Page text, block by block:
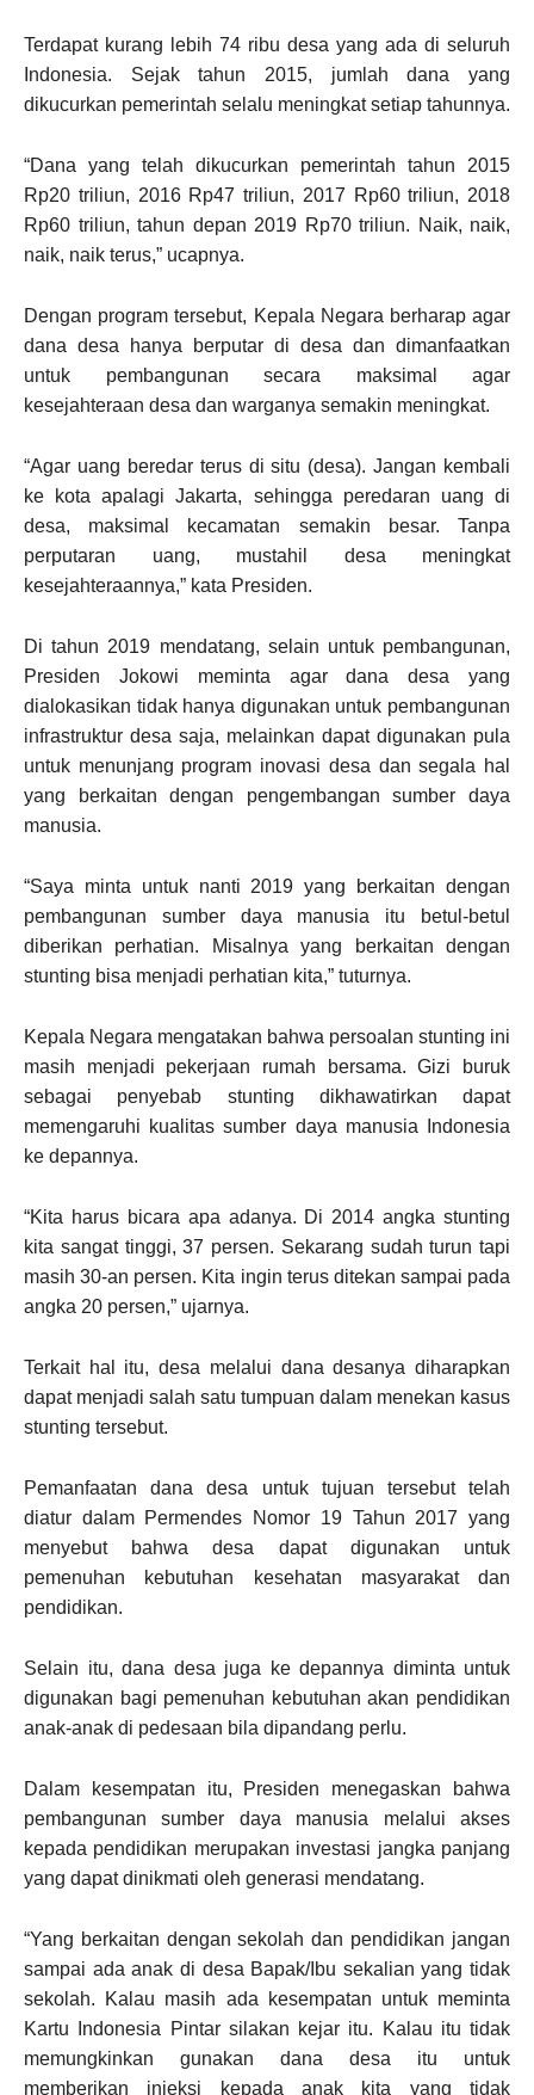
Terdapat kurang lebih 74 ribu desa yang ada di seluruh
Indonesia. Sejak tahun 2015, jumlah dana yang
dikucurkan pemerintah selalu meningkat setiap tahunnya.
“Dana yang telah dikucurkan pemerintah tahun 2015
Rp20 triliun, 2016 Rp47 triliun, 2017 Rp60 triliun, 2018
Rp60 triliun, tahun depan 2019 Rp70 triliun. Naik, naik,
naik, naik terus,” ucapnya.
Dengan program tersebut, Kepala Negara berharap agar
dana desa hanya berputar di desa dan dimanfaatkan
untuk pembangunan secara maksimal agar
kesejahteraan desa dan warganya semakin meningkat.
“Agar uang beredar terus di situ (desa). Jangan kembali
ke kota apalagi Jakarta, sehingga peredaran uang di
desa, maksimal kecamatan semakin besar. Tanpa
perputaran uang, mustahil desa meningkat
kesejahteraannya,” kata Presiden.
Di tahun 2019 mendatang, selain untuk pembangunan,
Presiden Jokowi meminta agar dana desa yang
dialokasikan tidak hanya digunakan untuk pembangunan
infrastruktur desa saja, melainkan dapat digunakan pula
untuk menunjang program inovasi desa dan segala hal
yang berkaitan dengan pengembangan sumber daya
manusia.
“Saya minta untuk nanti 2019 yang berkaitan dengan
pembangunan sumber daya manusia itu betul-betul
diberikan perhatian. Misalnya yang berkaitan dengan
stunting bisa menjadi perhatian kita,” tuturnya.
Kepala Negara mengatakan bahwa persoalan stunting ini
masih menjadi pekerjaan rumah bersama. Gizi buruk
sebagai penyebab stunting dikhawatirkan dapat
memengaruhi kualitas sumber daya manusia Indonesia
ke depannya.
“Kita harus bicara apa adanya. Di 2014 angka stunting
kita sangat tinggi, 37 persen. Sekarang sudah turun tapi
masih 30-an persen. Kita ingin terus ditekan sampai pada
angka 20 persen,” ujarnya.
Terkait hal itu, desa melalui dana desanya diharapkan
dapat menjadi salah satu tumpuan dalam menekan kasus
stunting tersebut.
Pemanfaatan dana desa untuk tujuan tersebut telah
diatur dalam Permendes Nomor 19 Tahun 2017 yang
menyebut bahwa desa dapat digunakan untuk
pemenuhan kebutuhan kesehatan masyarakat dan
pendidikan.
Selain itu, dana desa juga ke depannya diminta untuk
digunakan bagi pemenuhan kebutuhan akan pendidikan
anak-anak di pedesaan bila dipandang perlu.
Dalam kesempatan itu, Presiden menegaskan bahwa
pembangunan sumber daya manusia melalui akses
kepada pendidikan merupakan investasi jangka panjang
yang dapat dinikmati oleh generasi mendatang.
“Yang berkaitan dengan sekolah dan pendidikan jangan
sampai ada anak di desa Bapak/Ibu sekalian yang tidak
sekolah. Kalau masih ada kesempatan untuk meminta
Kartu Indonesia Pintar silakan kejar itu. Kalau itu tidak
memungkinkan gunakan dana desa itu untuk
memberikan injeksi kepada anak kita yang tidak